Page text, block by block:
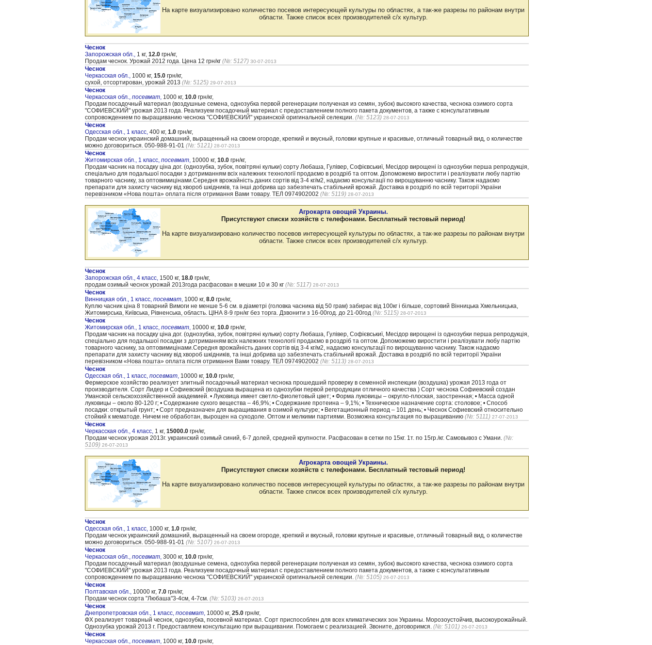
На карте визуализировано количество посевов интересующей культуры по областях, а так-же разрезы по районам внутри
области. Также список всех производителей с/х культур.
Чеснок
Запорожская обл., 1 кг, 12.0 грн/кг,
Продам чеснок. Урожай 2012 года. Цена 12 грн/кг (№: 5127) 30-07-2013
Чеснок
Черкасская обл., 1000 кг, 15.0 грн/кг,
сухой, отсортирован, урожай 2013 (№: 5125) 29-07-2013
Чеснок
Черкасская обл., посевмат, 1000 кг, 10.0 грн/кг,
Продам посадочный материал (воздушные семена, однозубка первой регенерации полученая из семян, зубок) высокого качества, чеснока озимого сорта
"CОФИЕВСКИЙ" урожая 2013 года. Реализуем посадочный материал с предоставлением полного пакета документов, а также с консультативным
сопровождением по выращиванию чеснока "CОФИЕВСКИЙ" украинской оригинальной селекции. (№: 5123) 28-07-2013
Чеснок
Одесская обл., 1 класс, 400 кг, 1.0 грн/кг,
Продам чеснок украинский домашний, выращенный на своем огороде, крепкий и вкусный, головки крупные и красивые, отличный товарный вид, о количестве
можно договориться. 050-988-91-01 (№: 5121) 28-07-2013
Чеснок
Житомирская обл., 1 класс, посевмат, 10000 кг, 10.0 грн/кг,
Продам часник на посадку ціна дог. (однозубка, зубок, повітряні кульки) сорту Любаша, Гулівер, Софієвськиї, Месідор вирощені із однозубки перша репродукція,
спеціально для подальшої посадки з дотриманням всіх належних технології продаємо в роздріб та оптом. Допоможемо виростити і реалізувати любу партію
товарного часнику, за оптовимицінами.Середня врожайність даних сортів від 3-4 кг/м2, надаємо консультації по вирощуванню часнику. Також надаємо
препарати для захисту часнику від хвороб шкідників, та інші добрива що забезпечать стабільний врожай. Доставка в роздріб по всій території України
перевізником «Нова пошта» оплата після отримання Вами товару. ТЕЛ 0974902002 (№: 5119) 28-07-2013
Агрокарта овощей Украины.
Присутствуют списки хозяйств с телефонами. Бесплатный тестовый период!
На карте визуализировано количество посевов интересующей культуры по областях, а так-же разрезы по районам внутри
области. Также список всех производителей с/х культур.
Чеснок
Запорожская обл., 4 класс, 1500 кг, 18.0 грн/кг,
продам озимый чеснок урожай 2013года расфасован в мешки 10 и 30 кг (№: 5117) 28-07-2013
Чеснок
Винницкая обл., 1 класс, посевмат, 1000 кг, 8.0 грн/кг,
Куплю часник ціна 8 товарний Вимоги не менше 5-6 см. в діаметрі (головка часника від 50 грам) забирає від 100кг і більше, сортовий Вінницька Хмельницька,
Житомирська, Київська, Рівненська, область. ЦІНА 8-9 грн/кг без торга. Дзвонити з 16-00год. до 21-00год (№: 5115) 28-07-2013
Чеснок
Житомирская обл., 1 класс, посевмат, 10000 кг, 10.0 грн/кг,
Продам часник на посадку ціна дог. (однозубка, зубок, повітряні кульки) сорту Любаша, Гулівер, Софієвськиї, Месідор вирощені із однозубки перша репродукція,
спеціально для подальшої посадки з дотриманням всіх належних технології продаємо в роздріб та оптом. Допоможемо виростити і реалізувати любу партію
товарного часнику, за оптовимицінами.Середня врожайність даних сортів від 3-4 кг/м2, надаємо консультації по вирощуванню часнику. Також надаємо
препарати для захисту часнику від хвороб шкідників, та інші добрива що забезпечать стабільний врожай. Доставка в роздріб по всій території України
перевізником «Нова пошта» оплата після отримання Вами товару. ТЕЛ 0974902002 (№: 5113) 28-07-2013
Чеснок
Одесская обл., 1 класс, посевмат, 10000 кг, 10.0 грн/кг,
Фермерское хозяйство реализует элитный посадочный материал чеснока прошедший проверку в семенной инспекции (воздушка) урожая 2013 года от
производителя. Сорт Лидер и Софиевский (воздушка выращена из однозубки первой репродукции отличного качества ) Сорт чеснока Софиевский создан
Уманской сельскохозяйственной академией. • Луковица имеет светло-фиолетовый цвет; • Форма луковицы – округло-плоская, заостренная; • Масса одной
луковицы – около 80-120 г; • Содержание сухого вещества – 46,9%; • Содержание протеина – 9,1%; • Техническое назначение сорта: столовое; • Способ
посадки: открытый грунт; • Сорт предназначен для выращивания в озимой культуре; • Вегетационный период – 101 день; • Чеснок Софиевский относительно
стойкий к мематоде. Ничем не обработан, вырощен на суходоле. Оптом и мелкими партиями. Возможна консультация по выращиванию (№: 5111) 27-07-2013
Чеснок
Черкасская обл., 4 класс, 1 кг, 15000.0 грн/кг,
Продам чеснок урожая 2013г. украинский озимый синий, 6-7 долей, средней крупности. Расфасован в сетки по 15кг. 1т. по 15гр./кг. Самовывоз с Умани. (№:
5109) 26-07-2013
Агрокарта овощей Украины.
Присутствуют списки хозяйств с телефонами. Бесплатный тестовый период!
На карте визуализировано количество посевов интересующей культуры по областях, а так-же разрезы по районам внутри
области. Также список всех производителей с/х культур.
Чеснок
Одесская обл., 1 класс, 1000 кг, 1.0 грн/кг,
Продам чеснок украинский домашний, выращенный на своем огороде, крепкий и вкусный, головки крупные и красивые, отличный товарный вид, о количестве
можно договориться. 050-988-91-01 (№: 5107) 26-07-2013
Чеснок
Черкасская обл., посевмат, 3000 кг, 10.0 грн/кг,
Продам посадочный материал (воздушные семена, однозубка первой регенерации полученая из семян, зубок) высокого качества, чеснока озимого сорта
"CОФИЕВСКИЙ" урожая 2013 года. Реализуем посадочный материал с предоставлением полного пакета документов, а также с консультативным
сопровождением по выращиванию чеснока "CОФИЕВСКИЙ" украинской оригинальной селекции. (№: 5105) 26-07-2013
Чеснок
Полтавская обл., 10000 кг, 7.0 грн/кг,
Продам чеснок сорта "Любаша"3-4см, 4-7см. (№: 5103) 26-07-2013
Чеснок
Днепропетровская обл., 1 класс, посевмат, 10000 кг, 25.0 грн/кг,
ФХ реализует товарный чеснок, однозубка, посевной материал. Сорт приспособлен для всех климатических зон Украины. Морозоустойчив, высокоурожайный.
Однозубка урожай 2013 г. Предоставляем консультацию при выращивании. Помогаем с реализацией. Звоните, договоримся. (№: 5101) 26-07-2013
Чеснок
Черкасская обл., посевмат, 1000 кг, 10.0 грн/кг,